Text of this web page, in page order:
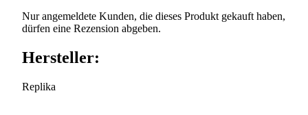
Nur angemeldete Kunden, die dieses Produkt gekauft haben,
dürfen eine Rezension abgeben.
Hersteller:
Replika